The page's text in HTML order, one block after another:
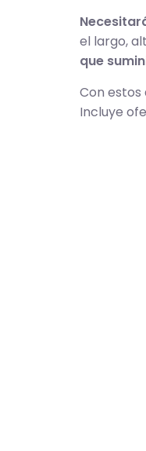
el largo,
que
Con
Incluye